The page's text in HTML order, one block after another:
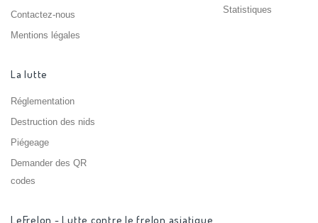
Contactez-nous
Mentions légales
Statistiques
La lutte
Réglementation
Destruction des nids
Piégeage
Demander des QR
codes
LeFrelon - Lutte contre le frelon asiatique